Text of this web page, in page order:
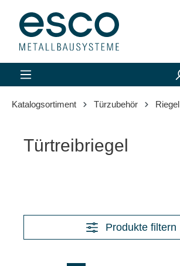
springen
Katalogsortiment Türzubehör Riegel
Türtreibriegel
Produkte filtern